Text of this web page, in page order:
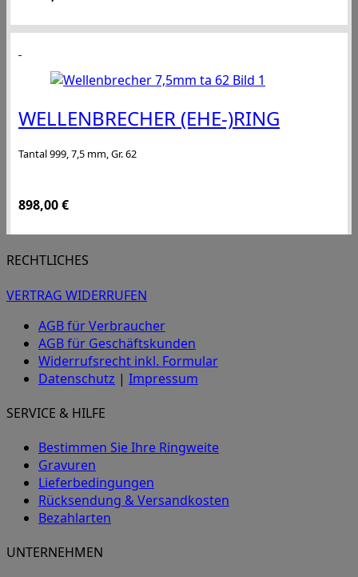
WELLENBRECHER (EHE-)RING
Tantal 999, 7,5 mm, Gr. 62
898,00€
RECHTLICHES
VERTRAG WIDERRUFEN
AGB für Verbraucher
AGB für Geschäftskunden
Widerrufsrecht inkl. Formular
Datenschutz | Impressum
SERVICE & HILFE
Bestimmen Sie Ihre Ringweite
Gravuren
Lieferbedingungen
Rücksendung & Versandkosten
Bezahlarten
UNTERNEHMEN